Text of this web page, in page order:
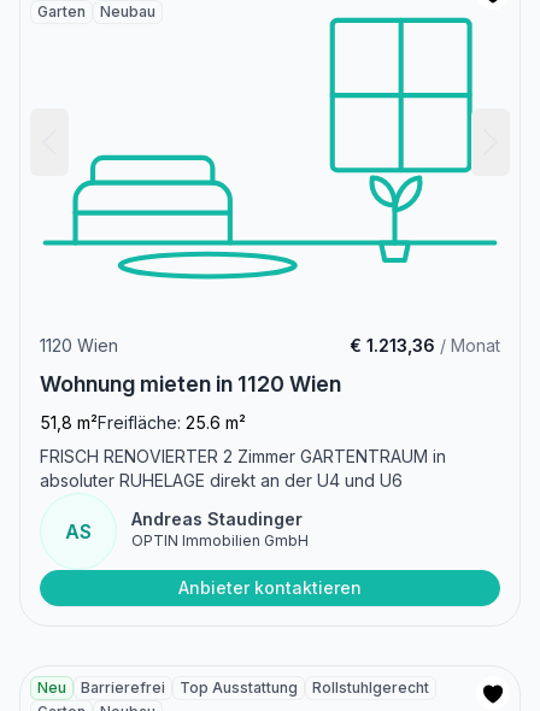
Garten
Neubau
1120 Wien € 1.213,36 / Monat
Wohnung mieten in 1120 Wien
51,8 m²Freifläche: 25.6 m²
FRISCH RENOVIERTER 2 Zimmer GARTENTRAUM in
absoluter RUHELAGE direkt an der U4 und U6
AS
Andreas Staudinger
OPTIN Immobilien GmbH
Anbieter kontaktieren
Neu Barrierefrei Top Ausstattung
Rollstuhlgerecht